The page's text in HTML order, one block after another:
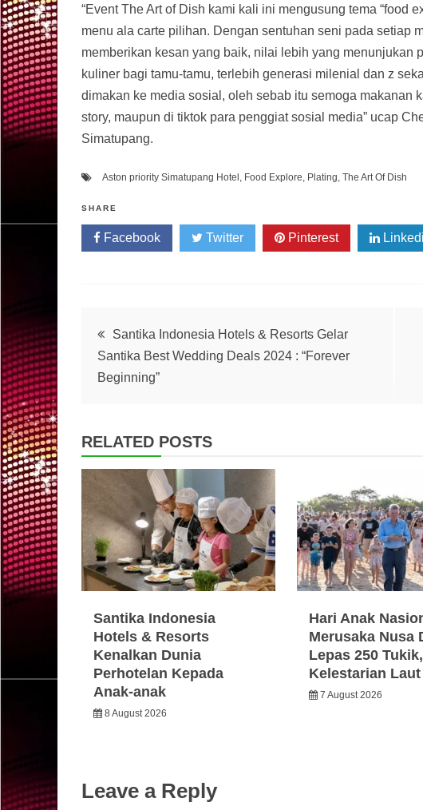
“Event The Art of Dish kami kali ini mengusung tema “food
menu ala carte pilihan. Dengan sentuhan seni pada setiap
memberikan kesan yang baik, nilai lebih yang menunjukan
kuliner bagi tamu-tamu, terlebih generasi milenial dan z
dimakan ke media sosial, oleh sebab itu semoga makanan
story, maupun di tiktok para penggiat sosial media” ucap
Simatupang.
Aston priority Simatupang Hotel , Food Explore, Plating, The Art Of Dish
SHARE
Facebook Twitter Pinterest
Post
navigation
Santika Indonesia Hotels & Resorts Gelar
Santika Best Wedding Deals 2024 : “Forever
Beginning”
RELATED POSTS
Santika Indonesia
Hotels & Resorts
Kenalkan Dunia
Perhotelan Kepada
Anak-anak
8 August 2026
Hari Anak
Merusaka Nusa
Lepas 250
Kelestarian Laut
7 August 2026
Leave a Reply